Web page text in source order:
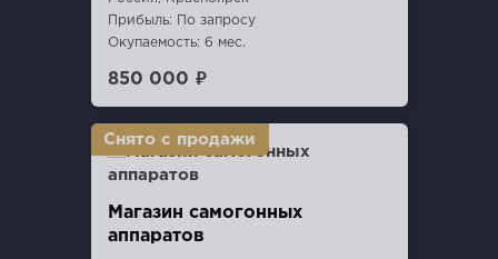
Прибыль: По запросу
Окупаемость: 6 мес.
850 000 ₽
Магазин самогoнных
aппаратoв